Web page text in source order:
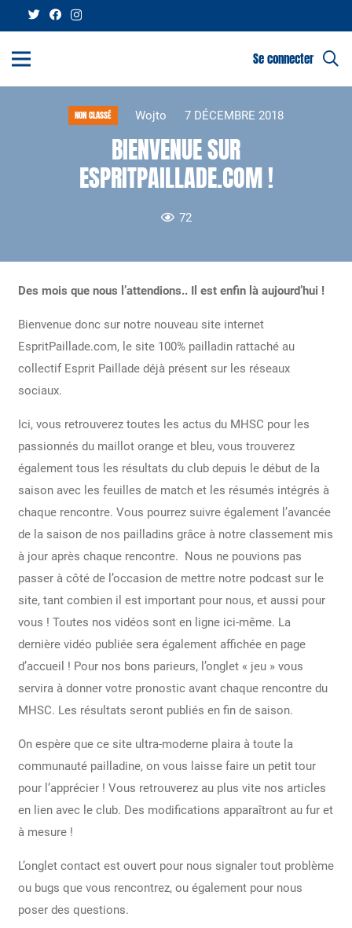
Se connecter
NON CLASSÉ Wojto 7 DÉCEMBRE 2018
BIENVENUE SUR
ESPRITPAILLADE.COM !
72
Des mois que nous l’attendions.. Il est enfin là aujourd’hui !
Bienvenue donc sur notre nouveau site internet
EspritPaillade.com, le site 100% pailladin rattaché au
collectif Esprit Paillade déjà présent sur les réseaux
sociaux.
Ici, vous retrouverez toutes les actus du MHSC pour les
passionnés du maillot orange et bleu, vous trouverez
également tous les résultats du club depuis le début de la
saison avec les feuilles de match et les résumés intégrés à
chaque rencontre. Vous pourrez suivre également l’avancée
de la saison de nos pailladins grâce à notre classement mis
à jour après chaque rencontre. Nous ne pouvions pas
passer à côté de l’occasion de mettre notre podcast sur le
site, tant combien il est important pour nous, et aussi pour
vous ! Toutes nos vidéos sont en ligne ici-même. La
dernière vidéo publiée sera également affichée en page
d’accueil ! Pour nos bons parieurs, l’onglet « jeu » vous
servira à donner votre pronostic avant chaque rencontre du
MHSC. Les résultats seront publiés en fin de saison.
On espère que ce site ultra-moderne plaira à toute la
communauté pailladine, on vous laisse faire un petit tour
pour l’apprécier ! Vous retrouverez au plus vite nos articles
en lien avec le club. Des modifications apparaîtront au fur et
à mesure !
L’onglet contact est ouvert pour nous signaler tout problème
ou bugs que vous rencontrez, ou également pour nous
poser des questions.